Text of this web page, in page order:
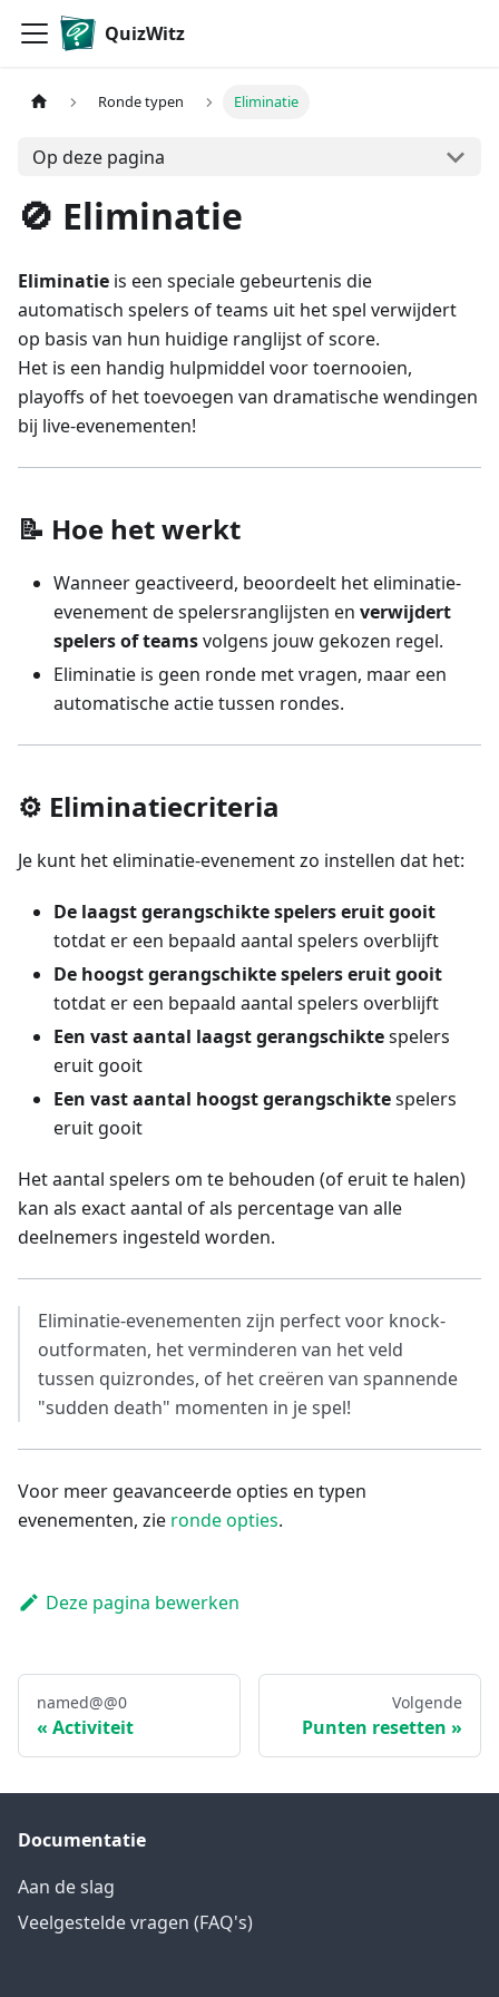
QuizWitz
Ronde typen Eliminatie
Op deze pagina
🚫 Eliminatie
Eliminatie is een speciale gebeurtenis die
automatisch spelers of teams uit het spel verwijdert
op basis van hun huidige ranglijst of score.
Het is een handig hulpmiddel voor toernooien,
playoffs of het toevoegen van dramatische wendingen
bij live-evenementen!
📝 Hoe het werkt
Wanneer geactiveerd, beoordeelt het eliminatie-
evenement de spelersranglijsten en verwijdert
spelers of teamsvolgens jouw gekozen regel.
Eliminatie is geen ronde met vragen, maar een
automatische actie tussen rondes.
⚙️ Eliminatiecriteria
Je kunt het eliminatie-evenement zo instellen dat het:
De laagst gerangschikte spelers eruit gooit
totdat er een bepaald aantal spelers overblijft
De hoogst gerangschikte spelers eruit gooit
totdat er een bepaald aantal spelers overblijft
Een vast aantal laagst gerangschiktespelers
eruit gooit
Een vast aantal hoogst gerangschiktespelers
eruit gooit
Het aantal spelers om te behouden (of eruit te halen)
kan als exact aantal of als percentage van alle
deelnemers ingesteld worden.
Eliminatie-evenementen zijn perfect voor knock-
outformaten, het verminderen van het veld
tussen quizrondes, of het creëren van spannende
"sudden death" momenten in je spel!
Voor meer geavanceerde opties en typen
evenementen, zie ronde opties.
Deze pagina bewerken
named@@0
Activiteit
Volgende
Punten resetten
Documentatie
Aan de slag
Veelgestelde vragen (FAQ's)